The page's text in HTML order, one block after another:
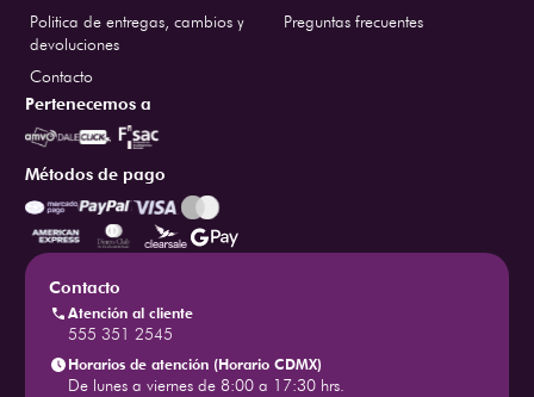
Politica de entregas, cambios y
devoluciones
Contacto
Preguntas frecuentes
Pertenecemos a
Métodos de pago
Contacto
Atención al cliente
555 351 2545
Horarios de atención (Horario CDMX)
De lunes a viernes de 8:00 a 17:30 hrs.